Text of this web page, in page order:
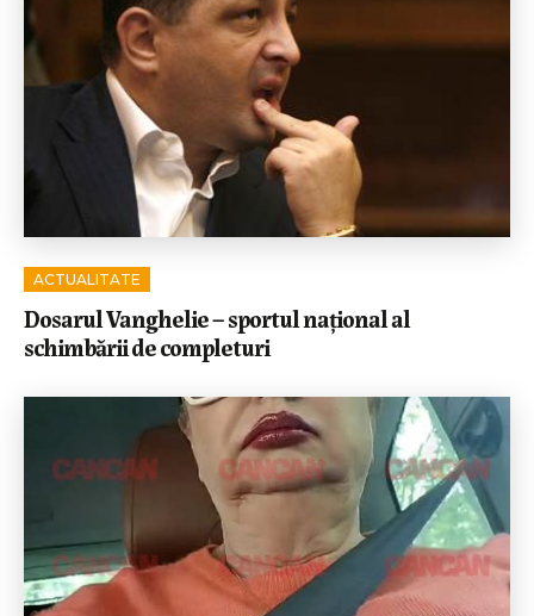
ACTUALITATE
Dosarul Vanghelie – sportul național al
schimbării de completuri